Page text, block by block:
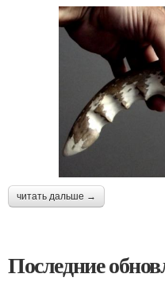
читать дальше →
Последние